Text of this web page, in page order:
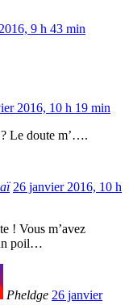
9 h 43 min
2016, 10 h 19 min
Le doute m’….
26 janvier 2016, 10 h
! Vous m’avez
poil…
Pheldge 26 janvier